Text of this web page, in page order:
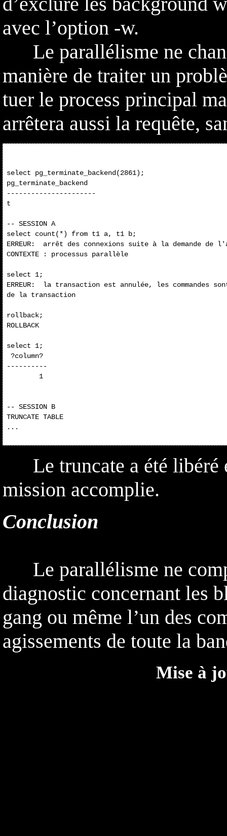
avec l’option -w.
Le parallélisme ne
manière de traiter un
tuer le process principal
arrêtera aussi la requête,
select pg_terminate_backend(2861);
pg_terminate_backend
----------------------
t
-- SESSION A
select count(*) from t1 a, t1 b;
ERREUR:  arrêt des connexions suite à la demande de
CONTEXTE : processus parallèle
select 1;
ERREUR:  la transaction est annulée, les commandes
de la transaction
rollback;
ROLLBACK
select 1;
?column?
----------
        1
-- SESSION B
TRUNCATE TABLE
...
Le truncate a été libéré
mission accomplie.
Conclusion
Le parallélisme ne
diagnostic concernant les
gang ou même l’un des
agissements de toute la
Mise à